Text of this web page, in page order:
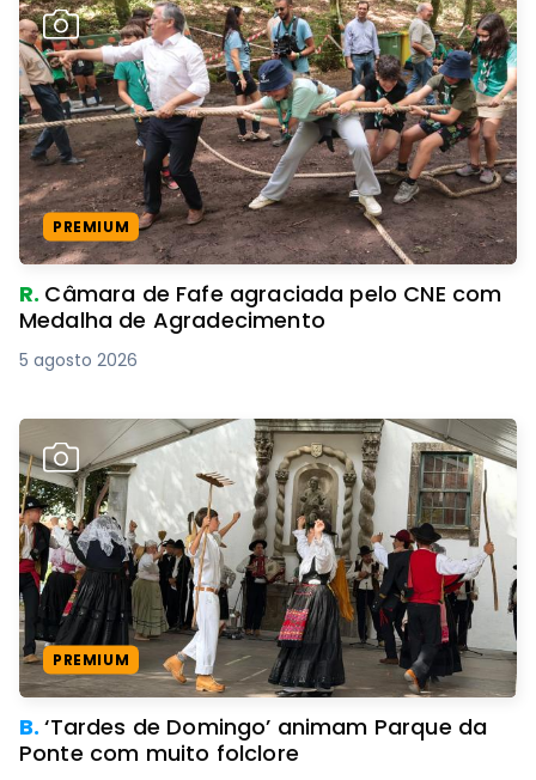
PREMIUM
R. Câmara de Fafe agraciada pelo CNE com
Medalha de Agradecimento
5 agosto 2026
PREMIUM
B.‘Tardes de Domingo’ animam Parque da
Ponte com muito folclore